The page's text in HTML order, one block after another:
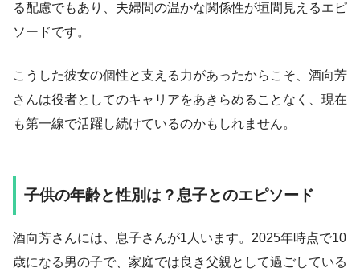
る配慮でもあり、夫婦間の温かな関係性が垣間見えるエピ
ソードです。
こうした彼女の個性と支える力があったからこそ、酒向芳
さんは役者としてのキャリアをあきらめることなく、現在
も第一線で活躍し続けているのかもしれません。
子供の年齢と性別は？息子とのエピソード
酒向芳さんには、息子さんが1人います。2025年時点で10
歳になる男の子で、家庭では良き父親として過ごしている